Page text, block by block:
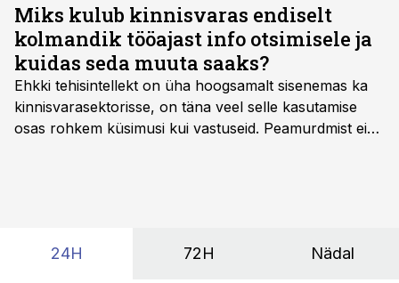
Miks kulub kinnisvaras endiselt
kolmandik tööajast info otsimisele ja
kuidas seda muuta saaks?
Ehkki tehisintellekt on üha hoogsamalt sisenemas ka
kinnisvarasektorisse, on täna veel selle kasutamise
osas rohkem küsimusi kui vastuseid. Peamurdmist ei
24H 72H Nädal